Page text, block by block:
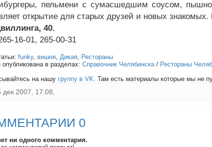
пельмени с сумасшедшим соусом,
открытие для старых друзей и новых
40.
16-01, 265-00-31
funky, вишня, Дикая, Рестораны
опубликована в разделах: Справочник Челябинска/ Рестораны
на нашу группу в VK. Там есть материалы которые мы не
дек 2007, 17:08,
0
ни одного комментария.